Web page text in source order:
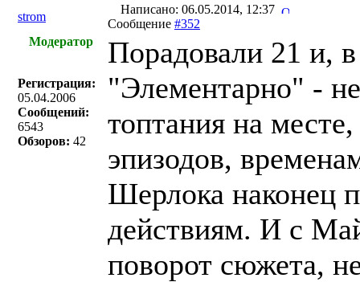
strom
Написано: 06.05.2014, 12:37
Сообщение #352
Модератор
Регистрация:
05.04.2006
Сообщений:
6543
Обзоров: 42
Порадовали 21 и,
"Элементарно" -
топтания на
эпизодов,
Шерлока наконец
действиям. И с
поворот сюжета,